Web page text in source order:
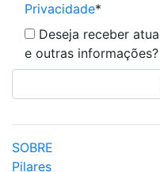
Privacidade*
Deseja receber
e outras informações?
SOBRE
Pilares